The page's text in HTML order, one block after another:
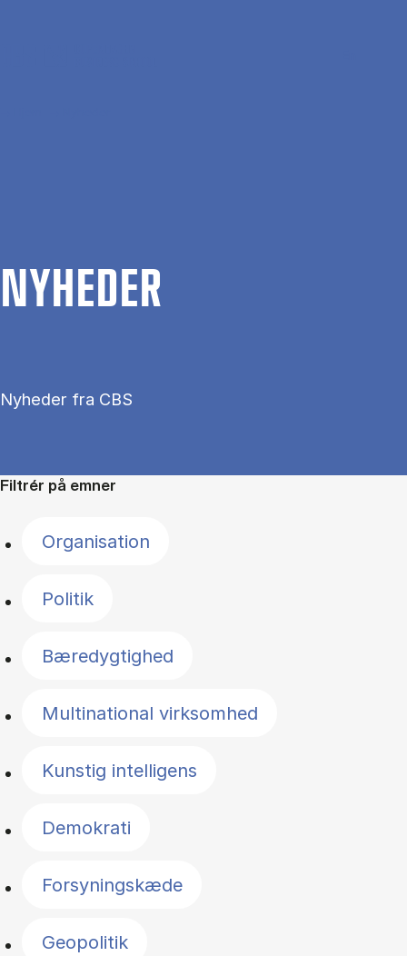
NYHE­DER
Nyheder fra CBS
Filtrér på emner
Organisation
Politik
Bæredygtighed
Multinational virksomhed
Kunstig intelligens
Demokrati
Forsyningskæde
Geopolitik